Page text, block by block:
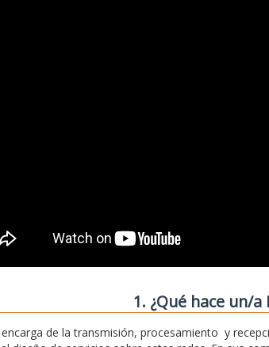
1. ¿Qué hace un/a
encarga de la transmisión, procesamiento y